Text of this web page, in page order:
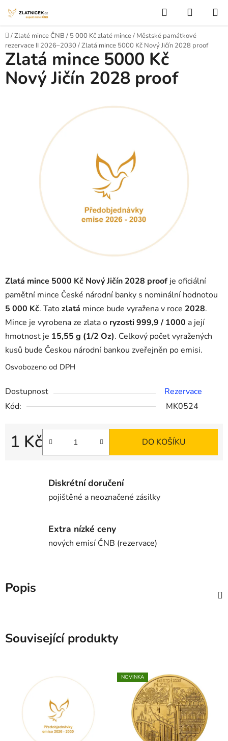
Hledat
Domů
/Zlaté mince ČNB / 5 000 Kč zlaté mince/ Městské památkové
rezervace II 2026–2030 /Zlatá mince 5000 Kč Nový Jičín 2028 proof
Zlatá mince 5000 Kč Nový Jičín 2028 proof je oficiální
pamětní mince České národní banky s nominální hodnotou
5 000 Kč. Tatozlatá mince bude vyražena v roce 2028.
Mince je vyrobena ze zlata o ryzosti 999,9 / 1000 a její
hmotnost je 15,55 g (1/2 Oz). Celkový počet vyražených
kusů bude Českou národní bankou zveřejněn po emisi.
Osvobozeno od DPH
Dostupnost
Rezervace
Kód:
MK0524
1 Kč DO KOŠÍKU
Zlatá mince 5000 Kč
Nový Jičín 2028 proof
Diskrétní doručení
pojištěné a neoznačené zásilky
Extra nízké ceny
nových emisí ČNB (rezervace)
Popis
Související produkty
NOVINKA